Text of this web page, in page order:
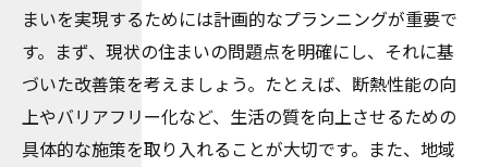
まいを実現するためには計画的なプランニングが重要で
す。まず、現状の住まいの問題点を明確にし、それに基
づいた改善策を考えましょう。たとえば、断熱性能の向
上やバリアフリー化など、生活の質を向上させるための
具体的な施策を取り入れることが大切です。また、地域